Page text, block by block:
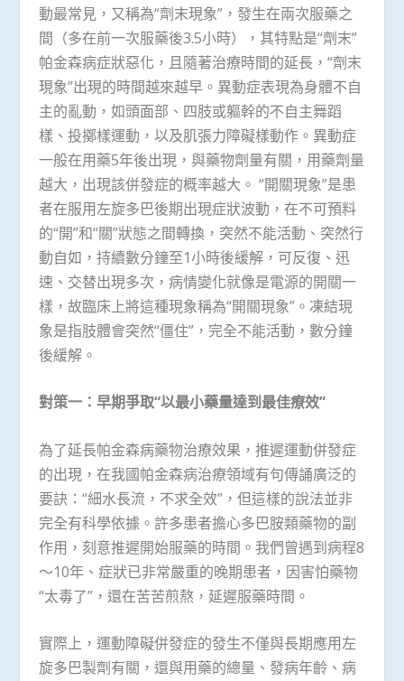
動最常見，又稱為“劑末現象”，發生在兩次服藥之
間（多在前一次服藥後3.5小時），其特點是“劑末”
帕金森病症狀惡化，且隨著治療時間的延長，“劑末
現象”出現的時間越來越早。異動症表現為身體不自
主的亂動，如頭面部、四肢或軀幹的不自主舞蹈
樣、投擲樣運動，以及肌張力障礙樣動作。異動症
一般在用藥5年後出現，與藥物劑量有關，用藥劑量
越大，出現該併發症的概率越大。 “開關現象”是患
者在服用左旋多巴後期出現症狀波動，在不可預料
的“開”和“關”狀態之間轉換，突然不能活動、突然行
動自如，持續數分鐘至1小時後緩解，可反復、迅
速、交替出現多次，病情變化就像是電源的開關一
樣，故臨床上將這種現象稱為“開關現象”。凍結現
象是指肢體會突然“僵住”，完全不能活動，數分鐘
後緩解。
對策一：早期爭取“以最小藥量達到最佳療效”
為了延長帕金森病藥物治療效果，推遲運動併發症
的出現，在我國帕金森病治療領域有句傳誦廣泛的
要訣：“細水長流，不求全效”，但這樣的說法並非
完全有科學依據。許多患者擔心多巴胺類藥物的副
作用，刻意推遲開始服藥的時間。我們曾遇到病程8
～10年、症狀已非常嚴重的晚期患者，因害怕藥物
“太毒了”，還在苦苦煎熬，延遲服藥時間。
實際上，運動障礙併發症的發生不僅與長期應用左
旋多巴製劑有關，還與用藥的總量、發病年齡、病